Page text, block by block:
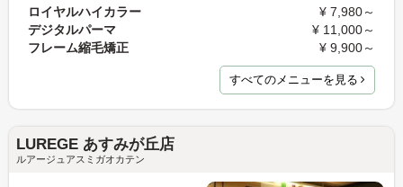
ロイヤルハイカラー
¥ 7,980～
デジタルパーマ
¥ 11,000～
フレーム縮毛矯正
¥ 9,900～
すべてのメニューを見る
LUREGE あすみが丘店
ルアージュアスミガオカテン